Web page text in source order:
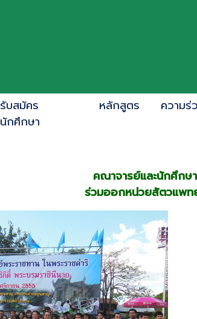
รับสมัคร
นักศึกษา
หลักสูตร ความร่
คณาจารย์และนักศึก
ร่วมออกหน่วยสัตวแพท